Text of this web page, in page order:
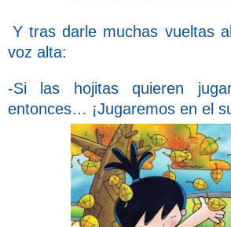
Y tras darle muchas vueltas
voz alta:
-Si las hojitas quieren
entonces… ¡Jugaremos en el